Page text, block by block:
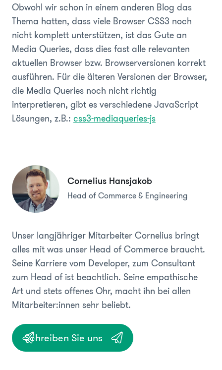
Obwohl wir schon in einem anderen Blog das
Thema hatten, dass viele Browser CSS3 noch
nicht komplett unterstützen, ist das Gute an
Media Queries, dass dies fast alle relevanten
aktuellen Browser bzw. Browserversionen korrekt
ausführen. Für die älteren Versionen der Browser,
die Media Queries noch nicht richtig
interpretieren, gibt es verschiedene JavaScript
Lösungen, z.B.: css3-mediaqueries-js
Cornelius Hansjakob
Head of Commerce & Engineering
Unser langjähriger Mitarbeiter Cornelius bringt
alles mit was unser Head of Commerce braucht.
Seine Karriere vom Developer, zum Consultant
zum Head of ist beachtlich. Seine empathische
Art und stets offenes Ohr, macht ihn bei allen
Mitarbeiter:innen sehr beliebt.
Schreiben Sie uns